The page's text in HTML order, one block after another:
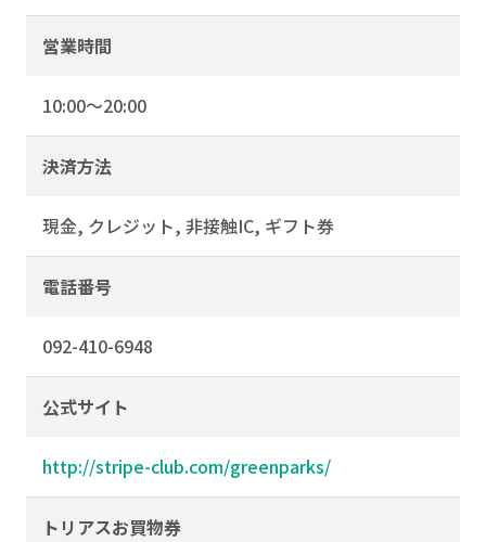
営業時間
10:00～20:00
決済方法
現金, クレジット, 非接触IC, ギフト券
電話番号
092-410-6948
公式サイト
http://stripe-club.com/greenparks/
トリアスお買物券